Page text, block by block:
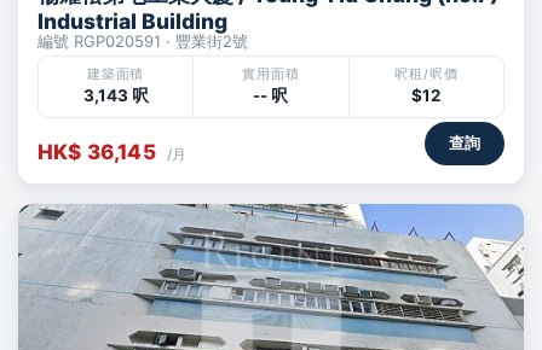
Industrial Building
編號 RGP020591 · 豐業街2號
建築面積
3,143 呎
實用面積
-- 呎
呎租/呎價
$12
HK$ 36,145 /月
查詢